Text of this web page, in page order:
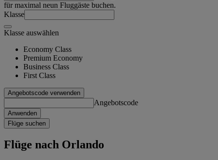
für maximal neun Fluggäste buchen.
Klasse
Klasse auswählen
Economy Class
Premium Economy
Business Class
First Class
Angebotscode verwenden
Angebotscode
Anwenden
Flüge suchen
Flüge nach Orlando